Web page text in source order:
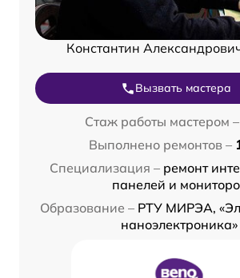
Константин
Вызвать мастера
Стаж работы мастером –
Выполнено ремонтов –
Специализация – ремонт
панелей и
Образование – РТУ МИРЭА,
наноэлектроника»